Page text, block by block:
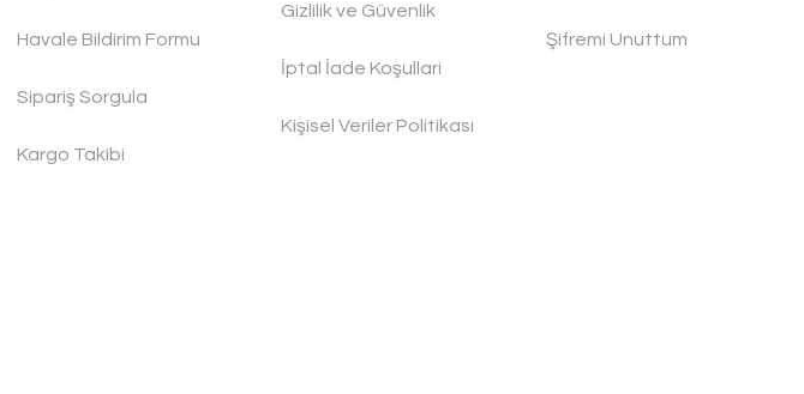
Havale Bildirim Formu
Sipariş Sorgula
Kargo Takibi
Gizlilik ve Güvenlik
İptal İade Koşullari
Kişisel Veriler Politikası
Şifremi Unuttum